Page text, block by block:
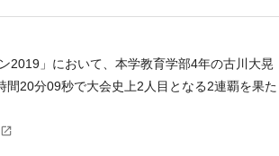
」において、本学教育学部4年の古川大晃
20分09秒で大会史上2人目となる2連覇を果た